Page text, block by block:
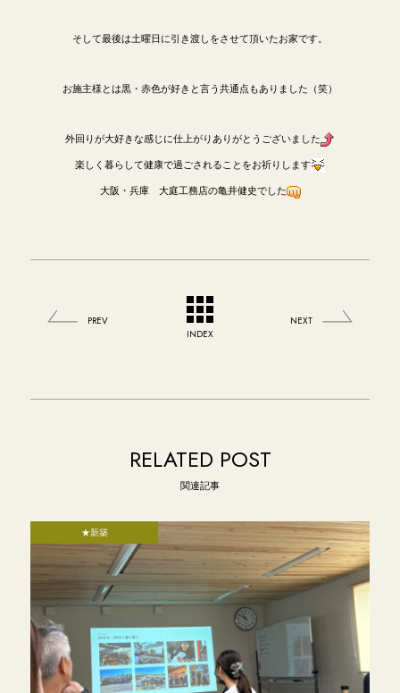
そして最後は土曜日に引き渡しをさせて頂いたお家です。
お施主様とは黒・赤色が好きと言う共通点もありました（笑）
外回りが大好きな感じに仕上がりありがとうございました
楽しく暮らして健康で過ごされることをお祈りします
大阪・兵庫 大庭工務店の亀井健史でした
PREV
INDEX
NEXT
RELATED POST
関連記事
★新築